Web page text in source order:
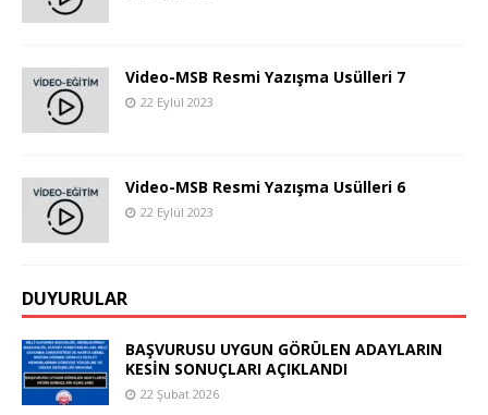
Video-MSB Resmi Yazışma Usülleri 7
22 Eylül 2023
Video-MSB Resmi Yazışma Usülleri 6
22 Eylül 2023
DUYURULAR
BAŞVURUSU UYGUN GÖRÜLEN ADAYLARIN
KESİN SONUÇLARI AÇIKLANDI
22 Şubat 2026